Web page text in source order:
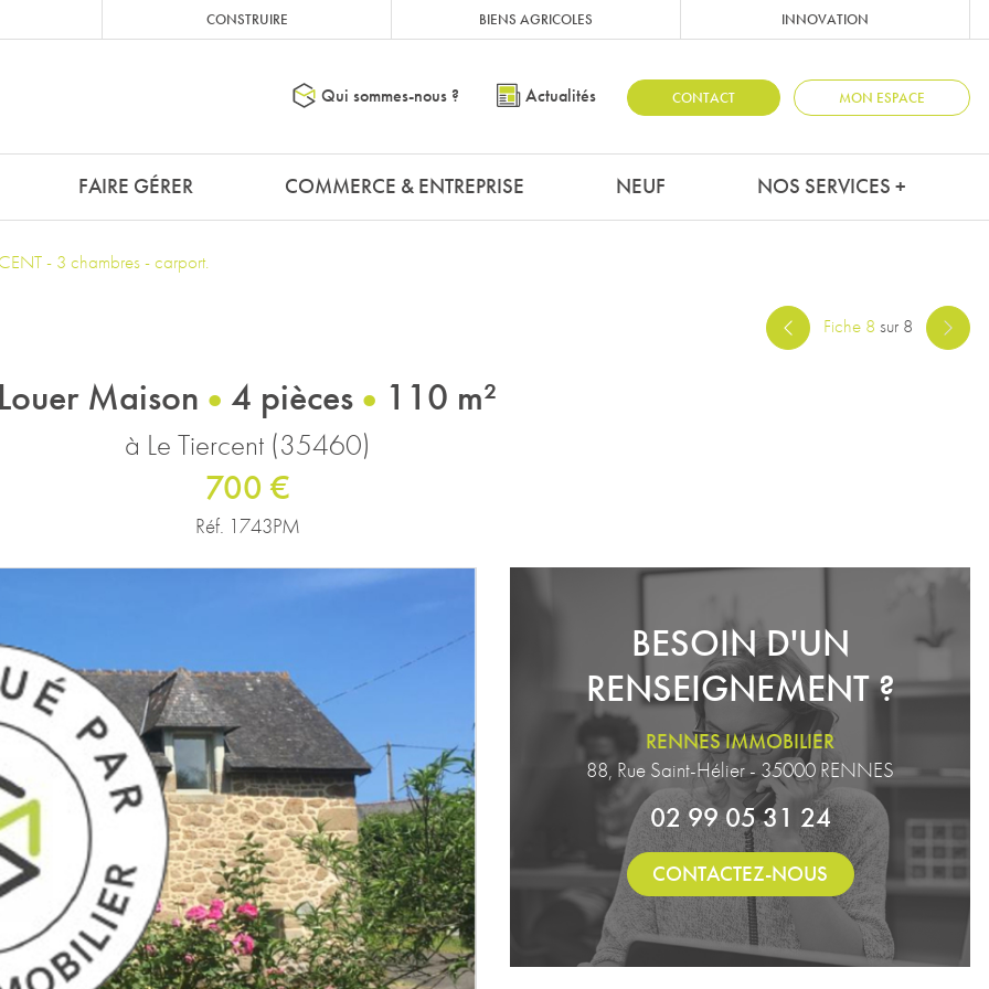
CONSTRUIRE BIENS AGRICOLES INNOVATION
Qui sommes-nous ? Actualités CONTACT MON ESPACE
FAIRE GÉRER COMMERCE & ENTREPRISE NEUF NOS SERVICES +
- 3 chambres - carport.
Fiche 8 sur 8
Maison 4 pièces 110 m²
à Le Tiercent (35460)
700 €
Réf. 1743PM
BESOIN D'UN
RENSEIGNEMENT ?
RENNES IMMOBILIER
88, Rue Saint-Hélier - 35000 RENNES
02 99 05 31 24
CONTACTEZ-NOUS